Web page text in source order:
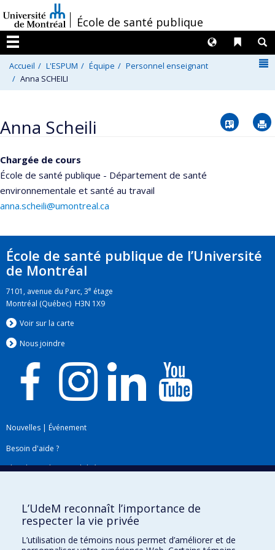
au
contenu
/École de santé publique
Menu
Liens
Langues
Accueil L'ESPUM Équipe
Personnel enseignant
Anna SCHEILI
Anna Scheili Vcard
Chargée de cours
École de santé publique - Département de santé
environnementale et santé au travail
anna.scheili@umontreal.ca
École de santé publique de l’Université
de Montréal
7101, avenue du Parc, 3e étage
Montréal (Québec) H3N 1X9
Voir sur la carte
Nous joindre
Nouvelles | Événement
Besoin d'aide ?
Plan du site|Accessibilité
L’UdeM reconnaît l’importance de
respecter la vie privée
L’utilisation de témoins nous permet d’améliorer et de